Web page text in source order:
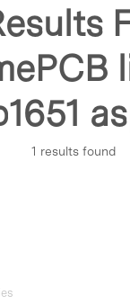
1 results found